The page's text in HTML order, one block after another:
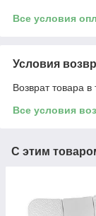
Все условия
Условия
Возврат товара
Все условия
С этим